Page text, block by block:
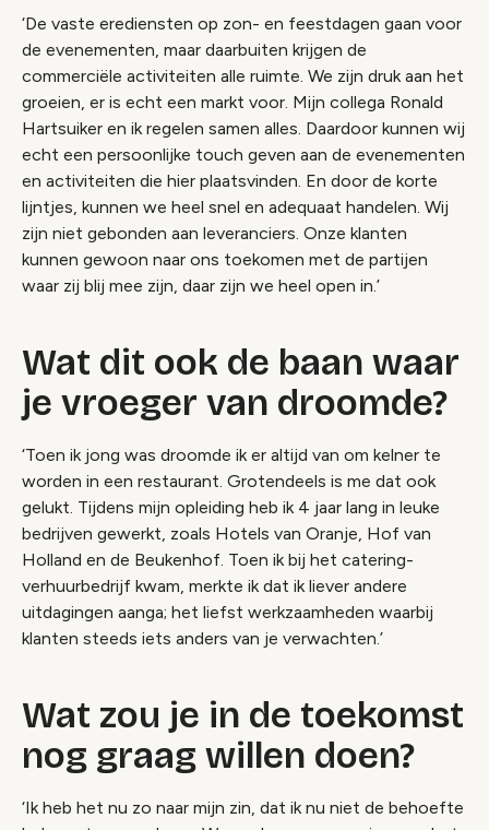
‘De vaste erediensten op zon- en feestdagen gaan voor
de evenementen, maar daarbuiten krijgen de
commerciële activiteiten alle ruimte. We zijn druk aan het
groeien, er is echt een markt voor. Mijn collega Ronald
Hartsuiker en ik regelen samen alles. Daardoor kunnen wij
echt een persoonlijke touch geven aan de evenementen
en activiteiten die hier plaatsvinden. En door de korte
lijntjes, kunnen we heel snel en adequaat handelen. Wij
zijn niet gebonden aan leveranciers. Onze klanten
kunnen gewoon naar ons toekomen met de partijen
waar zij blij mee zijn, daar zijn we heel open in.’
Wat dit ook de baan waar
je vroeger van droomde?
‘Toen ik jong was droomde ik er altijd van om kelner te
worden in een restaurant. Grotendeels is me dat ook
gelukt. Tijdens mijn opleiding heb ik 4 jaar lang in leuke
bedrijven gewerkt, zoals Hotels van Oranje, Hof van
Holland en de Beukenhof. Toen ik bij het catering-
verhuurbedrijf kwam, merkte ik dat ik liever andere
uitdagingen aanga; het liefst werkzaamheden waarbij
klanten steeds iets anders van je verwachten.’
Wat zou je in de toekomst
nog graag willen doen?
‘Ik heb het nu zo naar mijn zin, dat ik nu niet de behoefte